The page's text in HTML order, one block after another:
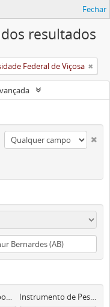
Fechar
resultados
Federal de Viçosa
Objeto digital disponível Instrumento de Pesquisa